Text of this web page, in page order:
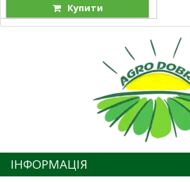
Купити
ІНФОРМАЦІЯ